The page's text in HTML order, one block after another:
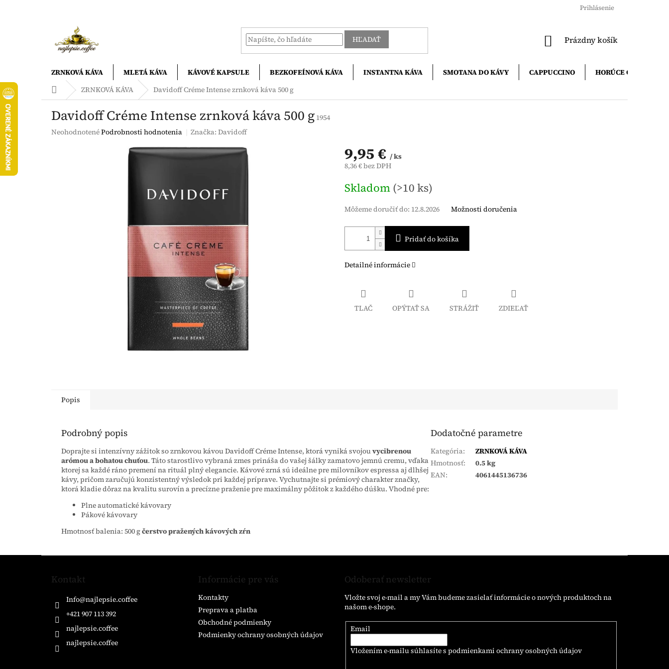
Prihlásenie
HĽADAŤ
NÁKUPNÝ
Prázdny košík
ZRNKOVÁ KÁVA MLETÁ KÁVA KÁVOVÉ KAPSULE BEZKOFEÍNOVÁ KÁVA INSTANTNA KÁVA SMOTANA DO KÁVY CAPPUCCINO
HORÚCE ČOKOLÁDY
DomovZRNKOVÁ KÁVA Davidoff Créme Intense zrnková káva 500 g
Davidoff Créme Intense zrnková káva 500 g 1954
Priemerné
NeohodnotenéPodrobnosti hodnotenia Značka:Davidoff
9,95 € / ks
8,36 € bez DPH
cena:
Skladom (>10 ks)
Môžeme doručiť do: 12.8.2026 Možnosti doručenia
Pridať do košíka
Detailné informácie
TLAČ OPÝTAŤ SA STRÁŽIŤ ZDIEĽAŤ
Popis
Podrobný popis
Doprajte si intenzívny zážitok so zrnkovou kávou Davidoff Créme Intense, ktorá vyniká svojouvycibrenou
arómou a bohatou chuťou. Táto starostlivo vybraná zmes prináša do vašej šálky zamatovo jemnú cremu, vďaka
ktorej sa každé ráno premení na rituál plný elegancie. Kávové zrná sú ideálne pre milovníkov espressa aj dlhšej
kávy, pričom zaručujú konzistentný výsledok pri každej príprave. Vychutnajte si prémiový charakter značky,
ktorá kladie dôraz na kvalitu surovín a precízne praženie pre maximálny pôžitok z každého dúšku. Vhodné pre:
Plne automatické kávovary
Pákové kávovary
Hmotnosť balenia: 500 gčerstvo pražených kávových zŕn
Dodatočné parametre
Kategória:
ZRNKOVÁ KÁVA
Hmotnosť:
0.5 kg
EAN: 4061445136736
Kontakt
Info@najlepsie.coffee
+421 907 113 392
najlepsie.coffee
najlepsie.coffee
Informácie pre vás
Kontakty
Preprava a platba
Obchodné podmienky
Podmienky ochrany osobných údajov
Odoberať newsletter
Vložte svoj e-mail a my Vám budeme zasielať informácie o nových produktoch na
našom e-shope.
Email
Vložením e-mailu súhlasíte s podmienkami ochrany osobných údajov